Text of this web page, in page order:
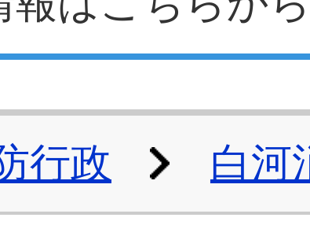
行政 白河